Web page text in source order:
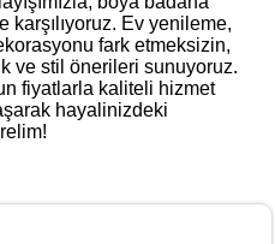
karşılıyoruz. Ev yenileme,
fark etmeksizin,
ve stil önerileri sunuyoruz.
fiyatlarla kaliteli hizmet
hayalinizdeki